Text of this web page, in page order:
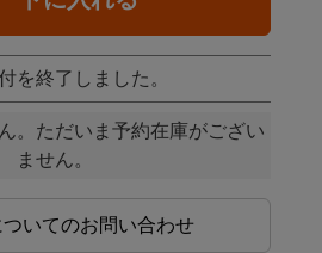
を終了しました。
。ただいま予約在庫がござい
ません。
いてのお問い合わせ